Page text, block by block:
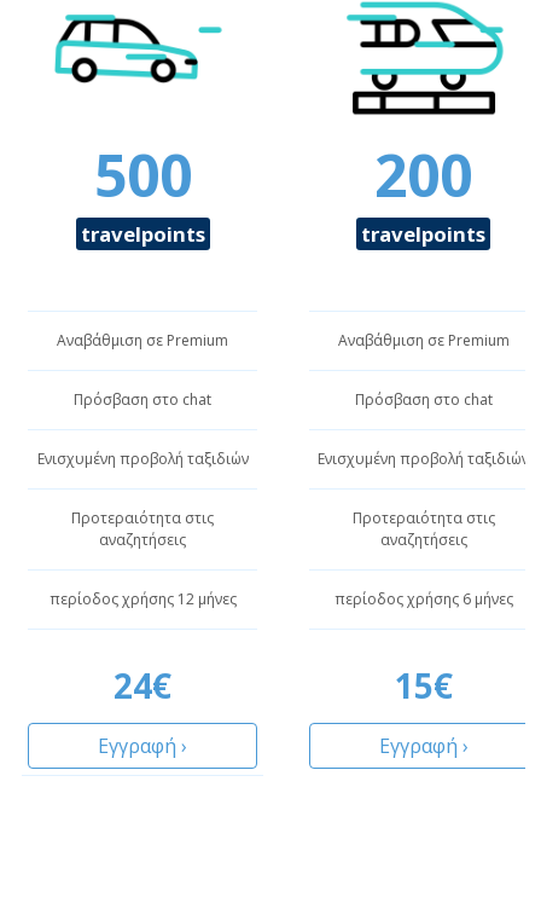
500
travelpoints
Αναβάθμιση σε Premium
Πρόσβαση στο chat
Ενισχυμένη προβολή ταξιδιών
Προτεραιότητα στις
αναζητήσεις
περίοδος χρήσης 12 μήνες
24€
Εγγραφή ›
200
travelpoints
Αναβάθμιση σε Premium
Πρόσβαση στο chat
Ενισχυμένη προβολή ταξιδιών
Προτεραιότητα στις
αναζητήσεις
περίοδος χρήσης 6 μήνες
15€
Εγγραφή ›